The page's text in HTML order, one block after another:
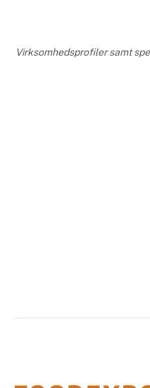
Virksomhedsprofiler samt